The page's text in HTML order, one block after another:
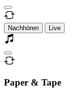
Nachhören Live
Paper & Tape